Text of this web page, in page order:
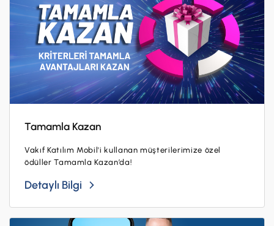
Başvuru Yap
Tamamla Kazan
Vakıf Katılım Mobil'i kullanan müşterilerimize özel
ödüller Tamamla Kazan’da!
Detaylı Bilgi